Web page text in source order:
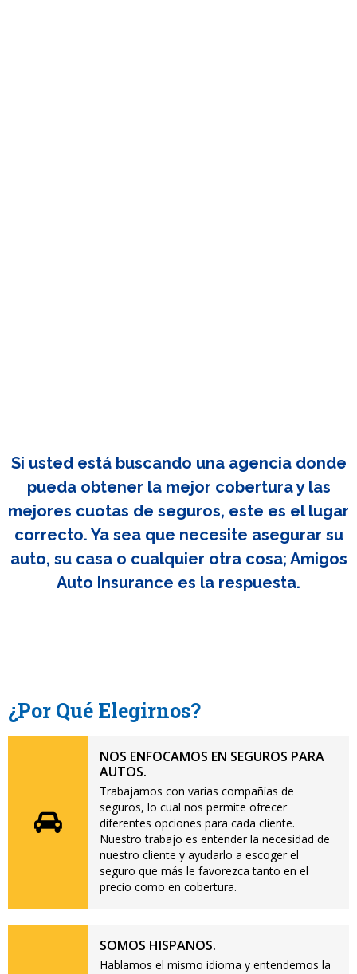
Si usted está buscando una agencia donde
pueda obtener la mejor cobertura y las
mejores cuotas de seguros, este es el lugar
correcto. Ya sea que necesite asegurar su
auto, su casa o cualquier otra cosa; Amigos
Auto Insurance es la respuesta.
¿Por Qué Elegirnos?
NOS ENFOCAMOS EN SEGUROS PARA
AUTOS.
Trabajamos con varias compañías de
seguros, lo cual nos permite ofrecer
diferentes opciones para cada cliente.
Nuestro trabajo es entender la necesidad de
nuestro cliente y ayudarlo a escoger el
seguro que más le favorezca tanto en el
precio como en cobertura.
SOMOS HISPANOS.
Hablamos el mismo idioma y entendemos la